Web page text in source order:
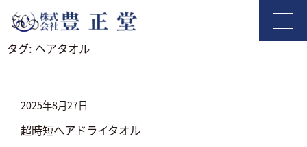
タグ: ヘアタオル
2025年8月27日
超時短ヘアドライタオル